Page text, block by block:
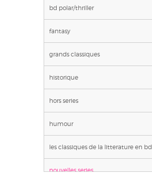
bd polar/thriller
fantasy
grands classiques
historique
hors series
humour
les classiques de la litterature en bd
nouvelles series